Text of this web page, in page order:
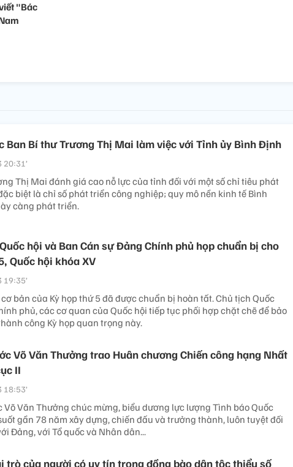
"Bác
Ban Bí thư Trương Thị Mai làm việc với Tỉnh ủy Bình Định
Thị Mai đánh giá cao nỗ lực của tỉnh đối với một số chỉ tiêu phát
biệt là chỉ số phát triển công nghiệp; quy mô nền kinh tế Bình
càng phát triển.
hội và Ban Cán sự Đảng Chính phủ họp chuẩn bị cho
Quốc hội khóa XV
bản của Kỳ họp thứ 5 đã được chuẩn bị hoàn tất. Chủ tịch Quốc
phủ, các cơ quan của Quốc hội tiếp tục phối hợp chặt chẽ để bảo
công Kỳ họp quan trọng này.
Võ Văn Thưởng trao Huân chương Chiến công hạng Nhất
II
Võ Văn Thưởng chúc mừng, biểu dương lực lượng Tình báo Quốc
gần 78 năm xây dựng, chiến đấu và trưởng thành, luôn tuyệt đối
Đảng, với Tổ quốc và Nhân dân...
trò của người có uy tín trong đồng bào dân tộc thiểu số